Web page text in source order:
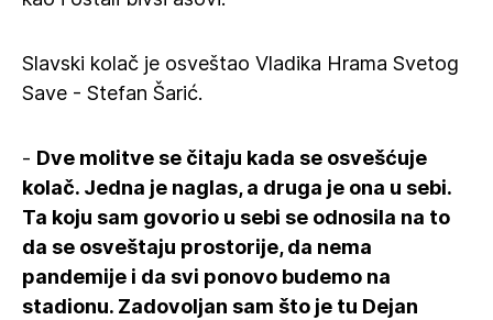
Slavski kolač je osveštao Vladika Hrama Svetog
Save - Stefan Šarić.
- Dve molitve se čitaju kada se osvešćuje
kolač. Jedna je naglas, a druga je ona u sebi.
Ta koju sam govorio u sebi se odnosila na to
da se osveštaju prostorije, da nema
pandemije i da svi ponovo budemo na
stadionu. Zadovoljan sam što je tu Dejan